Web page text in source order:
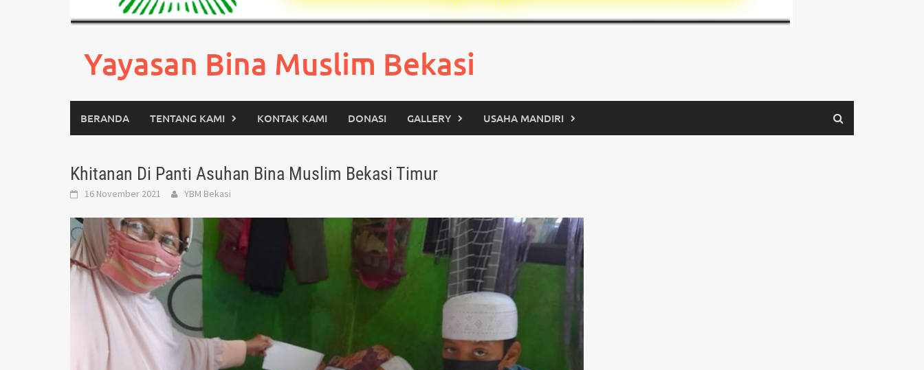
Yayasan Bina Muslim Bekasi
BERANDA TENTANG KAMI KONTAK KAMI DONASI GALLERY USAHA MANDIRI
Khitanan Di Panti Asuhan Bina Muslim Bekasi Timur
16 November 2021 YBM Bekasi